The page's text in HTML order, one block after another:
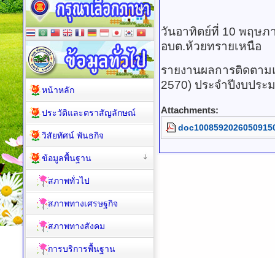
วันอาทิตย์ที่ 10 พฤษภ
อบต.ห้วยทรายเหนือ
รายงานผลการติดตา
2570) ประจำปีงบปร
Attachments:
หน้าหลัก
ประวัติและตราสัญลักษณ์
วิสัยทัศน์ พันธกิจ
ข้อมูลพื้นฐาน
สภาพทั่วไป
สภาพทางเศรษฐกิจ
สภาพทางสังคม
การบริการพื้นฐาน